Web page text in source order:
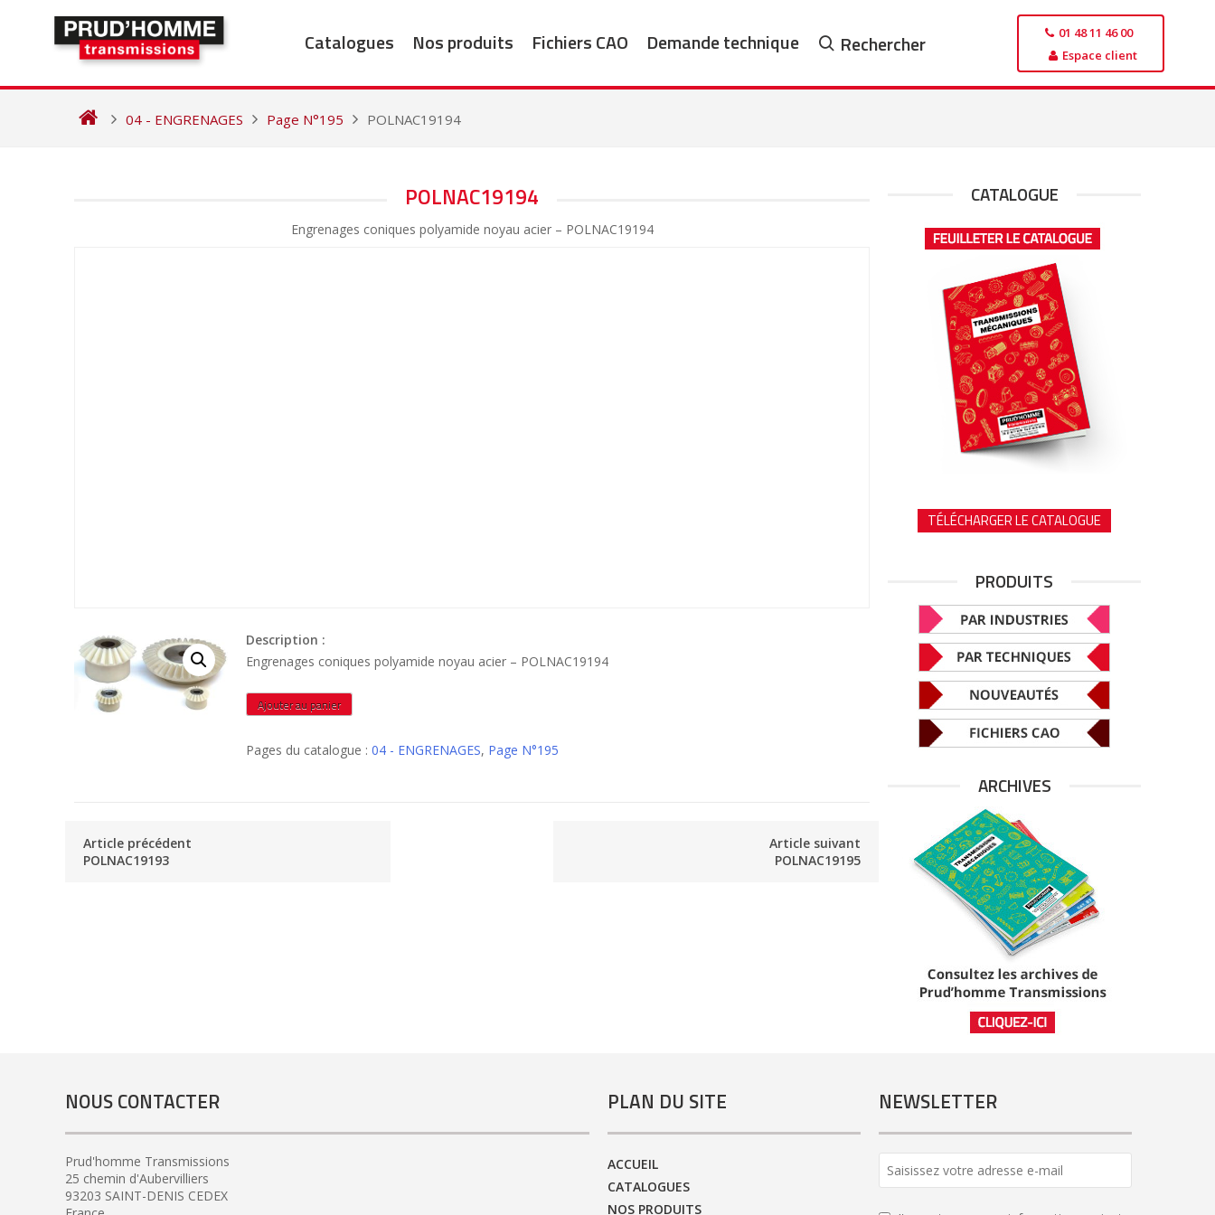
Catalogues Nos produits Fichiers CAO Demande technique Rechercher
01 48 11 46 00
Espace client
04 - ENGRENAGES Page N°195 POLNAC19194
POLNAC19194
Engrenages coniques polyamide noyau acier – POLNAC19194
Description :
Engrenages coniques polyamide noyau acier – POLNAC19194
quantité
de
Ajouter au panier
Pages du catalogue : 04 - ENGRENAGES, Page N°195
Article précédent
POLNAC19193
Article suivant
POLNAC19195
CATALOGUE
TÉLÉCHARGER LE CATALOGUE
PRODUITS
ARCHIVES
NOUS CONTACTER
Prud'homme Transmissions
25 chemin d'Aubervilliers
93203 SAINT-DENIS CEDEX
PLAN DU SITE
ACCUEIL
CATALOGUES
NOS PRODUITS
NEWSLETTER